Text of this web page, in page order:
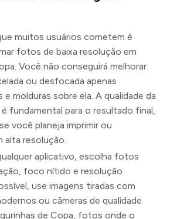
muitos usuários cometem é
fotos de baixa resolução em
Você não conseguirá melhorar
ou desfocada apenas
molduras sobre ela. A qualidade da
é fundamental para o resultado final,
você planeja imprimir ou
alta resolução.
aplicativo, escolha fotos
foco nítido e resolução
use imagens tiradas com
ou câmeras de qualidade
de Copa, fotos onde o